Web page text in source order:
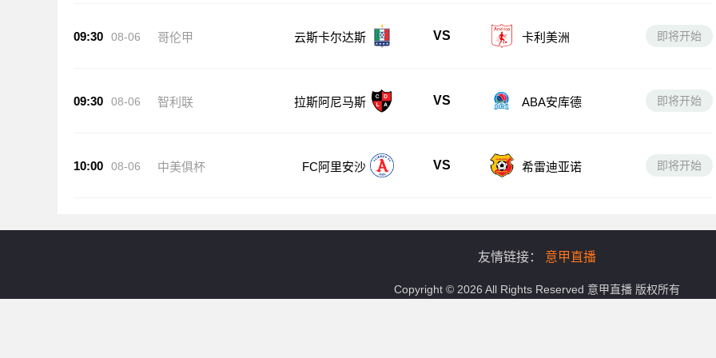
09:30 08-06 哥伦甲 云斯卡尔达斯 VS 卡利美洲 即将开始
09:30 08-06 智利联 拉斯阿尼马斯 VS ABA安库德 即将开始
10:00 08-06 中美俱杯 FC阿里安沙 VS 希雷迪亚诺 即将开始
友情链接： 意甲直播
Copyright © 2026 All Rights Reserved 意甲直播 版权所有